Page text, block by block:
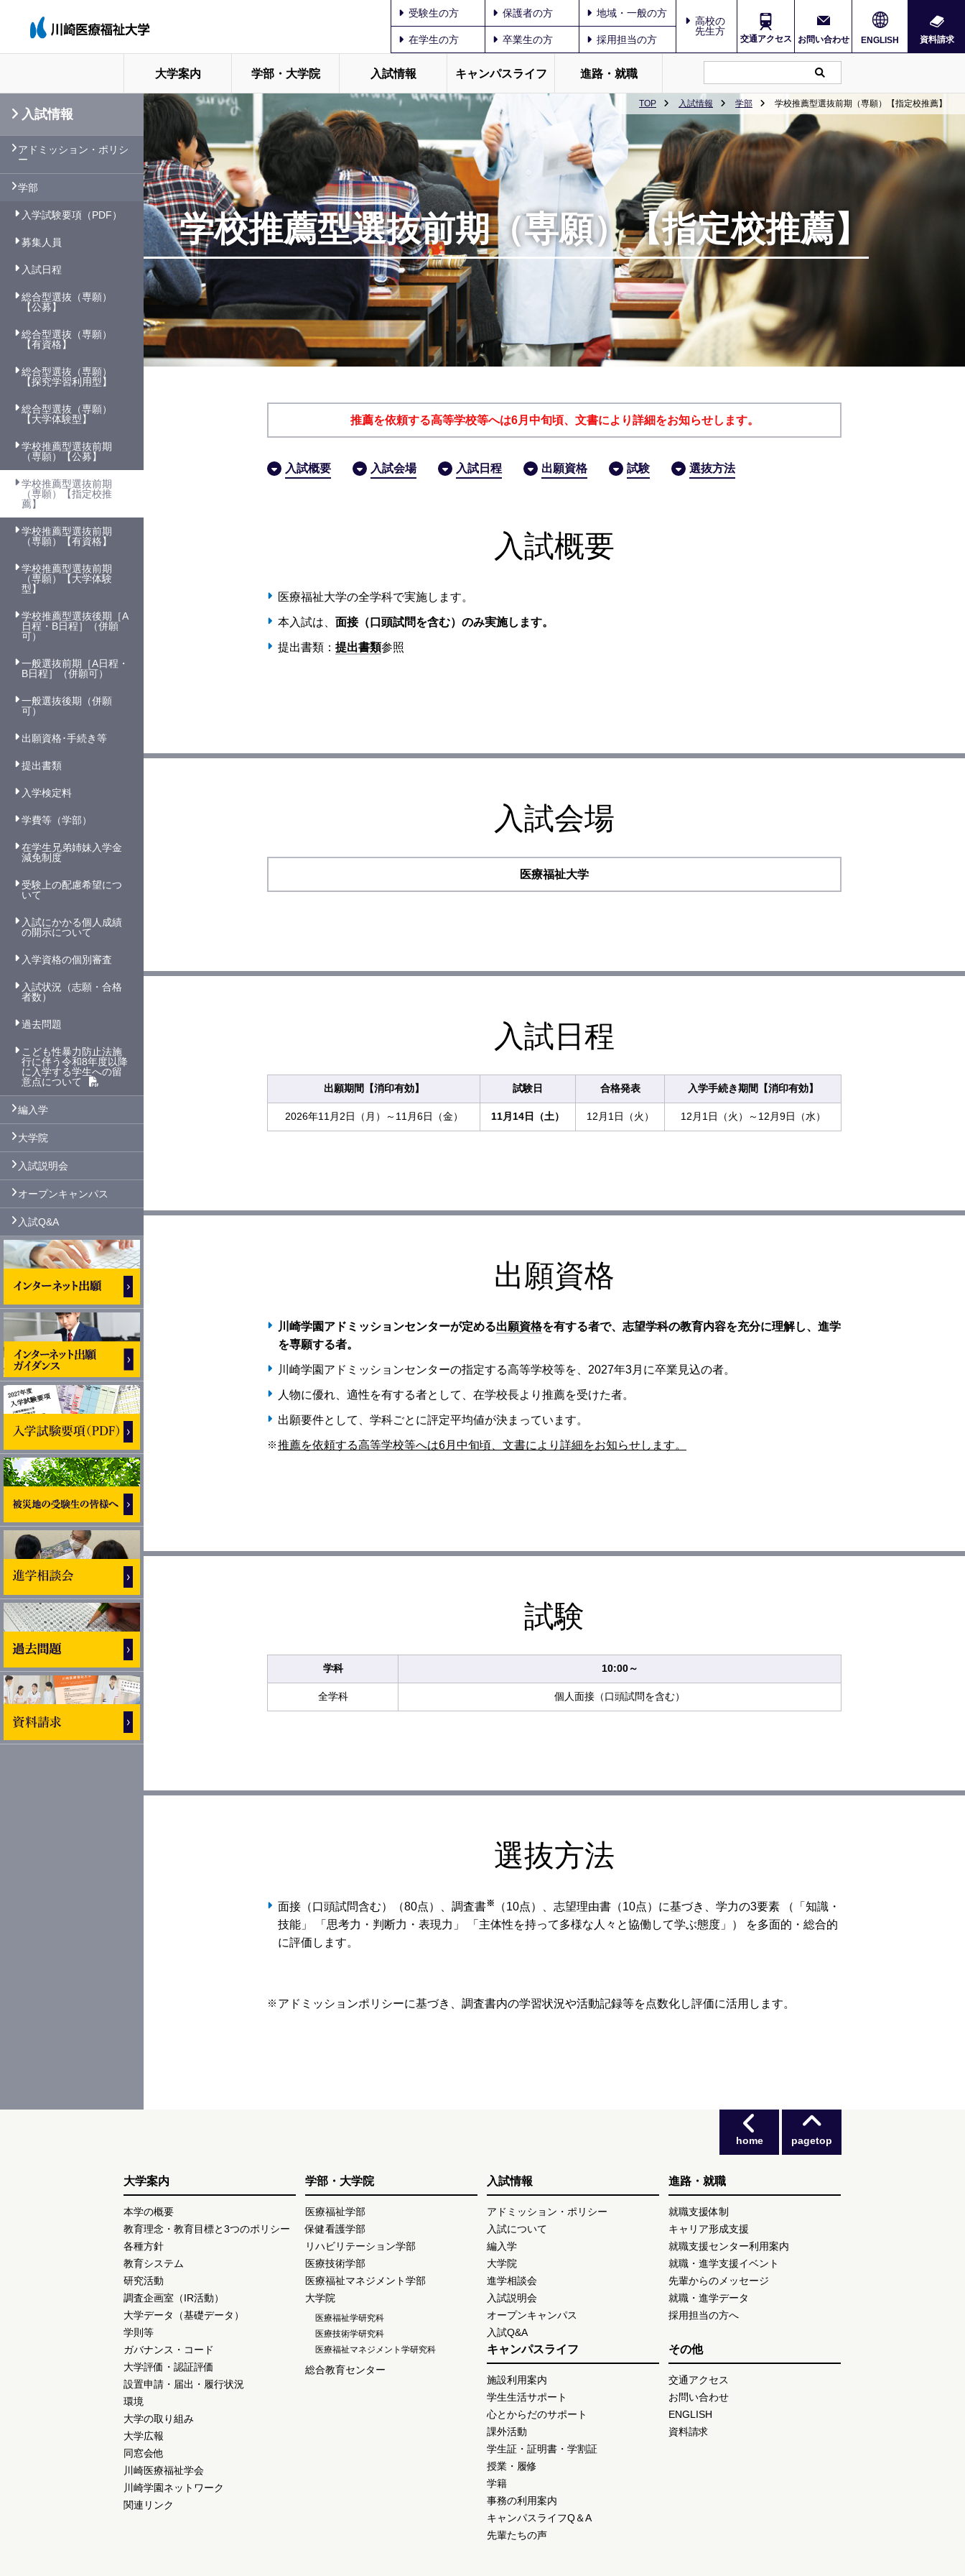
受験生の方 保護者の方 地域・一般の方
高校の
先生方
交通アクセス お問い合わせ ENGLISH 資料請求
在学生の方 卒業生の方 採用担当の方
大学案内 学部・大学院 入試情報 キャンパスライフ 進路・就職
TOP 入試情報 学部 学校推薦型選抜前期（専願）【指定校推薦】
学校推薦型選抜前期（専願）【指定校推薦】
推薦を依頼する高等学校等へは6月中旬頃、文書により詳細をお知らせします。
入試概要 入試会場 入試日程 出願資格 試験 選抜方法
入試概要
医療福祉大学の全学科で実施します。
本入試は、 面接（口頭試問を含む）のみ実施します。
提出書類： 提出書類参照
入試会場
医療福祉大学
入試日程
出願期間【消印有効】 試験日 合格発表 入学手続き期間【消印有効】
2026年11月2日（月）～11月6日（金） 11月14日（土） 12月1日（火） 12月1日（火）～12月9日（水）
出願資格
川崎学園アドミッションセンターが定める出願資格を有する者で、志望学科の教育内容を充分に理解し、進学
を専願する者。
川崎学園アドミッションセンターの指定する高等学校等を、2027年3月に卒業見込の者。
人物に優れ、適性を有する者として、在学校長より推薦を受けた者。
出願要件として、学科ごとに評定平均値が決まっています。
推薦を依頼する高等学校等へは6月中旬頃、文書により詳細をお知らせします。
試験
学科 10:00～
全学科 個人面接（口頭試問を含む）
選抜方法
面接（口頭試問含む）（80点）、調査書※
（10点）、志望理由書（10点）に基づき、学力の3要素 （「知識・
技能」 「思考力・判断力・表現力」 「主体性を持って多様な人々と協働して学ぶ態度」） を多面的・総合的
に評価します。
アドミッションポリシーに基づき、調査書内の学習状況や活動記録等を点数化し評価に活用します。
入試情報
アドミッション・ポリシ
ー
学部
入学試験要項（PDF）
募集人員
入試日程
総合型選抜（専願）
【公募】
総合型選抜（専願）
【有資格】
総合型選抜（専願）
【探究学習利用型】
総合型選抜（専願）
【大学体験型】
学校推薦型選抜前期
（専願）【公募】
学校推薦型選抜前期
（専願）【指定校推
薦】
学校推薦型選抜前期
（専願）【有資格】
学校推薦型選抜前期
（専願）【大学体験
型】
学校推薦型選抜後期［A
日程・B日程］（併願
可）
一般選抜前期［A日程・
B日程］（併願可）
一般選抜後期（併願
可）
出願資格･手続き等
提出書類
入学検定料
学費等（学部）
在学生兄弟姉妹入学金
減免制度
受験上の配慮希望につ
いて
入試にかかる個人成績
の開示について
入学資格の個別審査
入試状況（志願・合格
者数）
過去問題
こども性暴力防止法施
行に伴う令和8年度以降
に入学する学生への留
意点について
編入学
大学院
入試説明会
オープンキャンパス
入試Q&A
pagetop
home
大学案内
本学の概要
教育理念・教育目標と3つのポリシー
各種方針
教育システム
研究活動
調査企画室（IR活動）
大学データ（基礎データ）
学則等
ガバナンス・コード
大学評価・認証評価
設置申請・届出・履行状況
環境
大学の取り組み
大学広報
同窓会他
川崎医療福祉学会
川崎学園ネットワーク
関連リンク
学部・大学院
医療福祉学部
保健看護学部
リハビリテーション学部
医療技術学部
医療福祉マネジメント学部
大学院
医療福祉学研究科
医療技術学研究科
医療福祉マネジメント学研究科
総合教育センター
入試情報
アドミッション・ポリシー
入試について
編入学
大学院
進学相談会
入試説明会
オープンキャンパス
入試Q&A
進路・就職
就職支援体制
キャリア形成支援
就職支援センター利用案内
就職・進学支援イベント
先輩からのメッセージ
就職・進学データ
採用担当の方へ
キャンパスライフ
施設利用案内
学生生活サポート
心とからだのサポート
課外活動
学生証・証明書・学割証
授業・履修
学籍
事務の利用案内
キャンパスライフQ＆A
先輩たちの声
その他
交通アクセス
お問い合わせ
ENGLISH
資料請求